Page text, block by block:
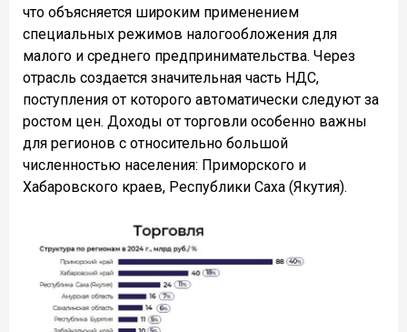
что объясняется широким применением
специальных режимов налогообложения для
малого и среднего предпринимательства. Через
отрасль создается значительная часть НДС,
поступления от которого автоматически следуют за
ростом цен. Доходы от торговли особенно важны
для регионов с относительно большой
численностью населения: Приморского и
Хабаровского краев, Республики Саха (Якутия).